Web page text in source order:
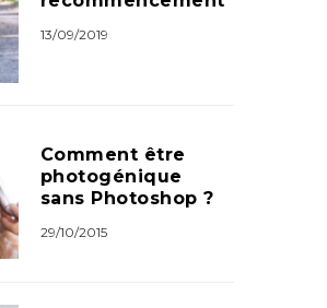
13/09/2019
Comment être
photogénique
sans Photoshop ?
29/10/2015